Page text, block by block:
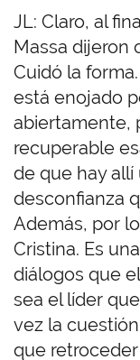
JL: Claro, al
Massa dijeron
Cuidó la
está enojado
abiertamente,
recuperable
de que hay allí
desconfianza
Además, por
Cristina. Es
diálogos que
sea el líder
vez la
que